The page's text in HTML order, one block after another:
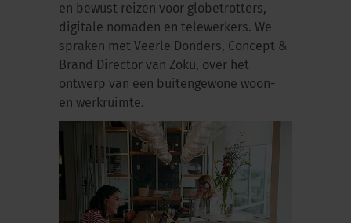
en bewust reizen voor globetrotters,
digitale nomaden en telewerkers. We
spraken met Veerle Donders, Concept &
Brand Director van Zoku, over het
ontwerp van een buitengewone woon-
en werkruimte.